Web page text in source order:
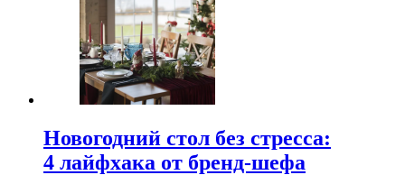
Новогодний стол без стресса:
4 лайфхака от бренд-шефа